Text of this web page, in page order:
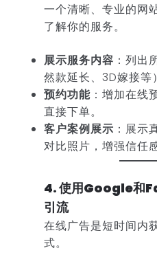
一个清晰、专业的网
了解你的服务。
展示服务内容 ：列出
然款延长、3D嫁接等
预约功能：增加在线
直接下单。
客户案例展示 ：展示
对比照片，增强信任感
4. 使用Google和
引流
在线广告是短时间内
式。